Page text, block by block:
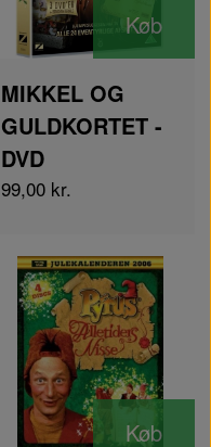
Køb
MIKKEL OG
GULDKORTET -
DVD
99,00 kr.
Køb